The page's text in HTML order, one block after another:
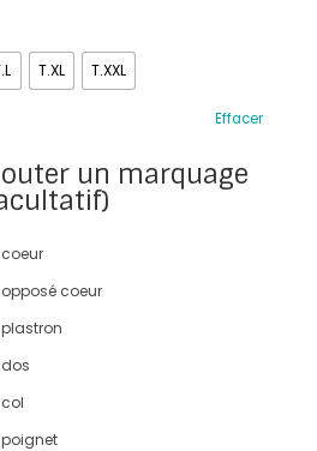
T.XL T.XXL
Effacer
un marquage
coeur